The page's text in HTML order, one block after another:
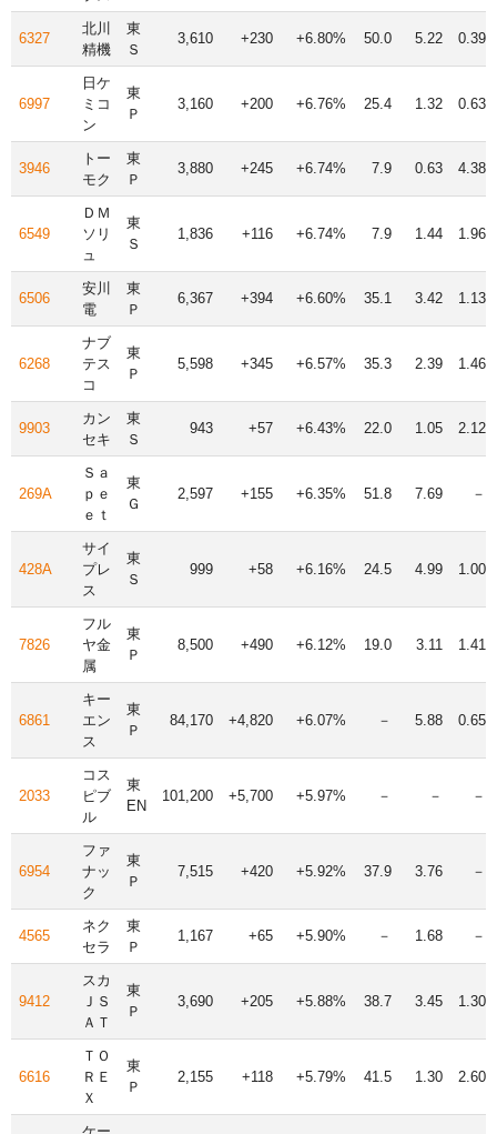
6327
北川
精機
東
Ｓ
3,610 +230 +6.80% 50.0 5.22 0.39
6997
日ケ
ミコ
ン
東
Ｐ
3,160 +200 +6.76% 25.4 1.32 0.63
3946
トー
モク
東
Ｐ
3,880 +245 +6.74% 7.9 0.63 4.38
6549
ＤＭ
ソリ
ュ
東
Ｓ
1,836 +116 +6.74% 7.9 1.44 1.96
6506
安川
電
東
Ｐ
6,367 +394 +6.60% 35.1 3.42 1.13
6268
ナブ
テス
コ
東
Ｐ
5,598 +345 +6.57% 35.3 2.39 1.46
9903
カン
セキ
東
Ｓ
943 +57 +6.43% 22.0 1.05 2.12
269A
Ｓａ
ｐｅ
ｅｔ
東
Ｇ
2,597 +155 +6.35% 51.8 7.69 －
428A
サイ
プレ
ス
東
Ｓ
999 +58 +6.16% 24.5 4.99 1.00
7826
フル
ヤ金
属
東
Ｐ
8,500 +490 +6.12% 19.0 3.11 1.41
6861
キー
エン
ス
東
Ｐ
84,170 +4,820 +6.07% － 5.88 0.65
2033
コス
ピブ
ル
東
EN
101,200 +5,700 +5.97% － － －
6954
ファ
ナッ
ク
東
Ｐ
7,515 +420 +5.92% 37.9 3.76 －
4565
ネク
セラ
東
Ｐ
1,167 +65 +5.90% － 1.68 －
9412
スカ
ＪＳ
ＡＴ
東
Ｐ
3,690 +205 +5.88% 38.7 3.45 1.30
6616
ＴＯ
ＲＥ
Ｘ
東
Ｐ
2,155 +118 +5.79% 41.5 1.30 2.60